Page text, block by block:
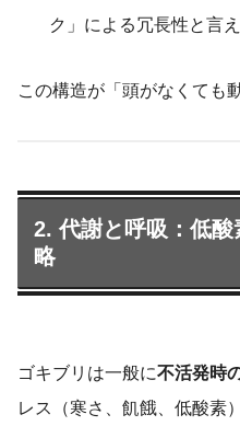
ク」による冗長性と言え
この構造が「頭がなくても
2. 代謝と呼吸：低
略
ゴキブリは一般に不活発時
レス（寒さ、飢餓、低酸素